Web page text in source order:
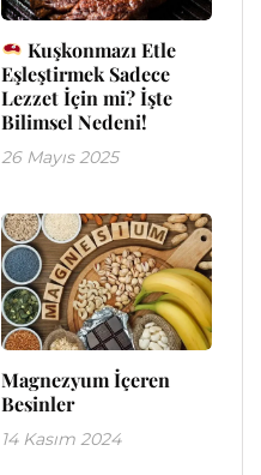
Kuşkonmazı Etle
Eşleştirmek Sadece
Lezzet İçin mi? İşte
Bilimsel Nedeni!
26 Mayıs 2025
Magnezyum İçeren
Besinler
14 Kasım 2024